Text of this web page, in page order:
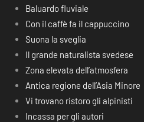
Baluardo fluviale
Con il caffè fa il cappuccino
Suona la sveglia
Il grande naturalista svedese
Zona elevata dell’atmosfera
Antica regione dell’Asia Minore
Vi trovano ristoro gli alpinisti
Incassa per gli autori